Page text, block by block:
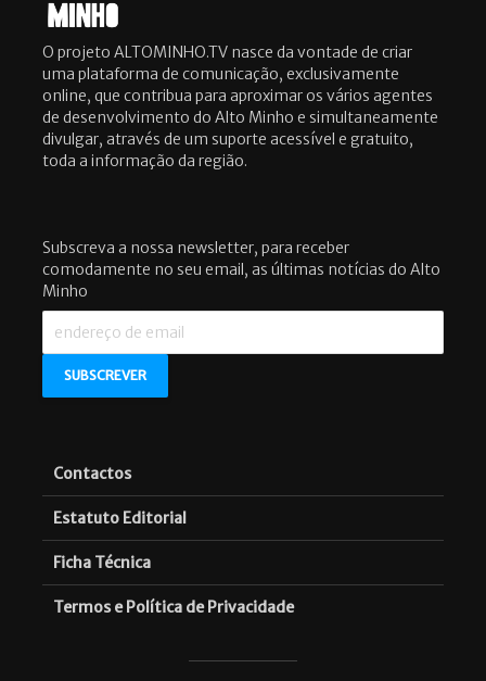
O projeto ALTOMINHO.TV nasce da vontade de criar
uma plataforma de comunicação, exclusivamente
online, que contribua para aproximar os vários agentes
de desenvolvimento do Alto Minho e simultaneamente
divulgar, através de um suporte acessível e gratuito,
toda a informação da região.
Subscreva a nossa newsletter, para receber
comodamente no seu email, as últimas notícias do Alto
Minho
Contactos
Estatuto Editorial
Ficha Técnica
Termos e Política de Privacidade